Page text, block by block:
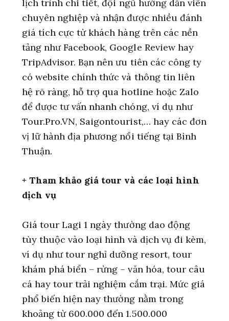
lịch trình chi tiết, đội ngũ hướng dẫn viên
chuyên nghiệp và nhận được nhiều đánh
giá tích cực từ khách hàng trên các nền
tảng như Facebook, Google Review hay
TripAdvisor. Bạn nên ưu tiên các công ty
có website chính thức và thông tin liên
hệ rõ ràng, hỗ trợ qua hotline hoặc Zalo
để được tư vấn nhanh chóng, ví dụ như
Tour.Pro.VN, Saigontourist,… hay các đơn
vị lữ hành địa phương nổi tiếng tại Bình
Thuận.
+ Tham khảo giá tour và các loại hình
dịch vụ
Giá tour Lagi 1 ngày thường dao động
tùy thuộc vào loại hình và dịch vụ đi kèm,
ví dụ như tour nghỉ dưỡng resort, tour
khám phá biển – rừng – văn hóa, tour câu
cá hay tour trải nghiệm cắm trại. Mức giá
phổ biến hiện nay thường nằm trong
khoảng từ 600.000 đến 1.500.000